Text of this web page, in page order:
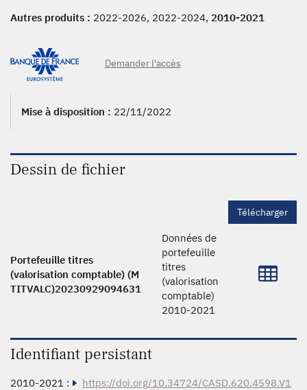
Autres produits : 2022-2026, 2022-2024, 2010-2021
Demander l'accès
Mise à disposition : 22/11/2022
Dessin de fichier
Télécharger
Portefeuille titres
(valorisation comptable) (M
TITVALC)20230929094631
Données de
portefeuille
titres
(valorisation
comptable)
2010-2021
Identifiant persistant
2010-2021 : https://doi.org/10.34724/CASD.620.4598.V1